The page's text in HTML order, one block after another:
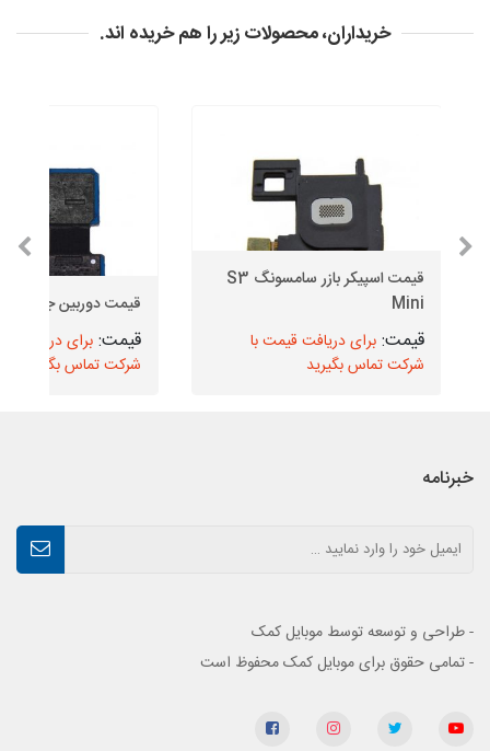
خریداران، محصولات زیر را هم خریده اند.
قیمت اسپیکر بازر سامسونگ S3
Mini
برای دریافت قیمت با
شرکت تماس بگیرید
قیمت دوربین جلو J5 Prime
برای دریافت
شرکت تماس بگیرید
خبرنامه
- طراحی و توسعه توسط موبایل کمک
- تمامی حقوق برای موبایل کمک محفوظ است